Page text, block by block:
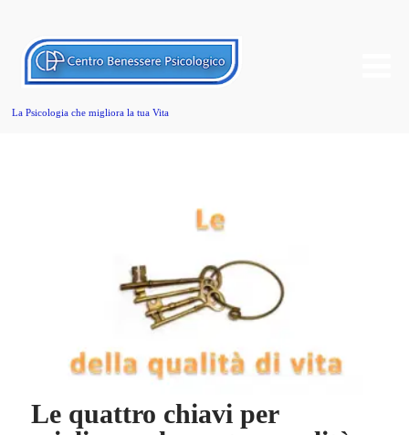
La Psicologia che migliora la tua Vita
Le quattro chiavi per